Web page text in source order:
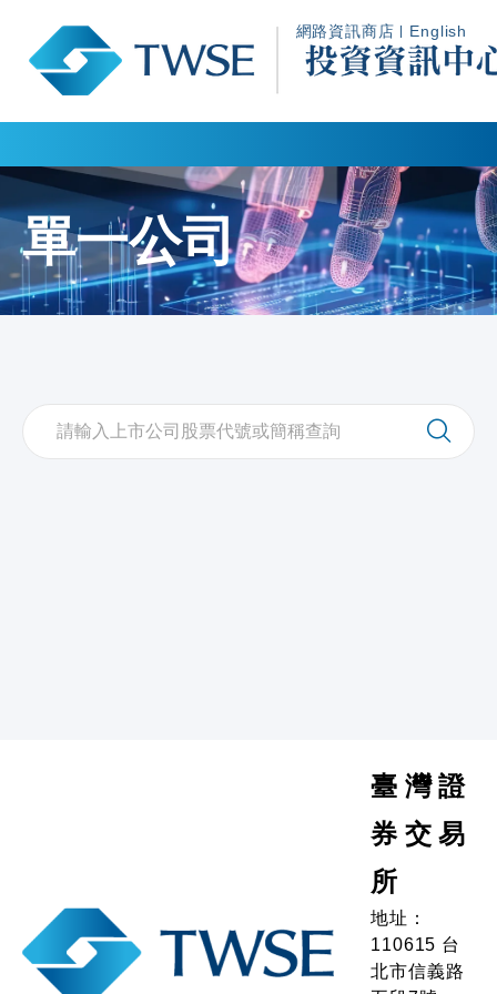
網路資訊商店 English
單一公司
臺灣證
券交易
所
地址：
110615 台
北市信義路